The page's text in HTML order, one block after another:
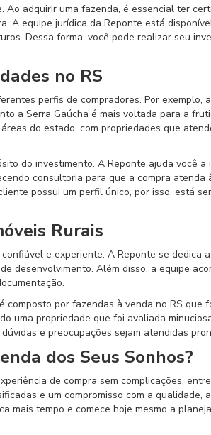
adquirir uma fazenda, é essencial ter
A equipe jurídica da Reponte está
Dessa forma, você pode realizar seu
no RS
perfis de compradores. Por exemplo,
a Serra Gaúcha é mais voltada para a
do estado, com propriedades que
do investimento. A Reponte ajuda você a
consultoria para que a compra atenda
possui um perfil único, por isso, está
Rurais
e experiente. A Reponte se dedica
desenvolvimento. Além disso, a equipe
por fazendas à venda no RS que
uma propriedade que foi avaliada
e preocupações sejam atendidas
dos Seus Sonhos?
de compra sem complicações,
e um compromisso com a qualidade,
mais tempo e comece hoje mesmo a